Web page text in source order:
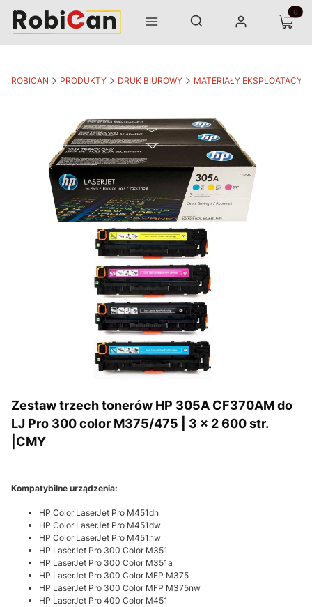
Menu Otwórz wyszukiwarkę
Szukaj Zaloguj się Koszyk
ROBICAN PRODUKTY DRUK BIUROWY MATERIAŁY
Zestaw trzech tonerów HP 305A CF370AM do
LJ Pro 300 color M375/475 | 3 x 2 600 str.
|CMY
Kompatybilne urządzenia:
HP Color LaserJet Pro M451dn
HP Color LaserJet Pro M451dw
HP Color LaserJet Pro M451nw
HP LaserJet Pro 300 Color M351
HP LaserJet Pro 300 Color M351a
HP LaserJet Pro 300 Color MFP M375
HP LaserJet Pro 300 Color MFP M375nw
HP LaserJet Pro 400 Color M451